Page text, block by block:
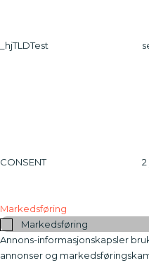
_hjTLDTest
CONSENT
Markedsføring
Markedsføring
Annons-informasjonskapsler
annonser og